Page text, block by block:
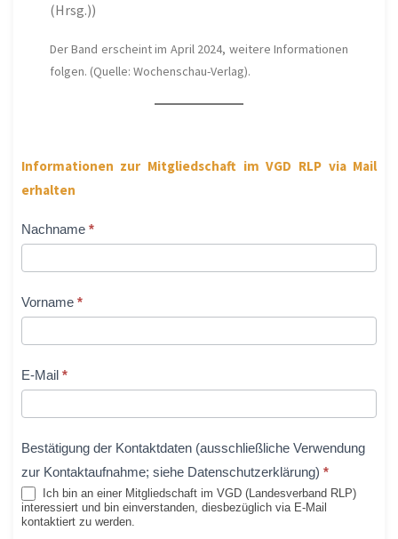
(Hrsg.))
Der Band erscheint im April 2024, weitere Informationen
folgen. (Quelle: Wochenschau-Verlag).
Informationen zur Mitgliedschaft im VGD RLP via Mail
erhalten
Interesse
einer
Mitgliedschaft
Nachname *
Vorname *
E-Mail *
Bestätigung der Kontaktdaten (ausschließliche Verwendung
zur Kontaktaufnahme; siehe Datenschutzerklärung) *
Ich bin an einer Mitgliedschaft im VGD (Landesverband RLP)
interessiert und bin einverstanden, diesbezüglich via E-Mail
kontaktiert zu werden.